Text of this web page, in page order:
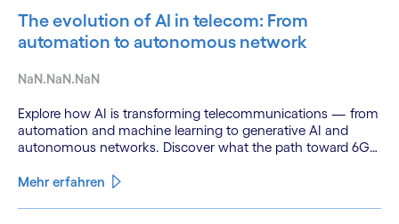
The evolution of AI in telecom: From
automation to autonomous network
NaN.NaN.NaN
Explore how AI is transforming telecommunications — from
automation and machine learning to generative AI and
autonomous networks. Discover what the path toward 6G
Mehr erfahren